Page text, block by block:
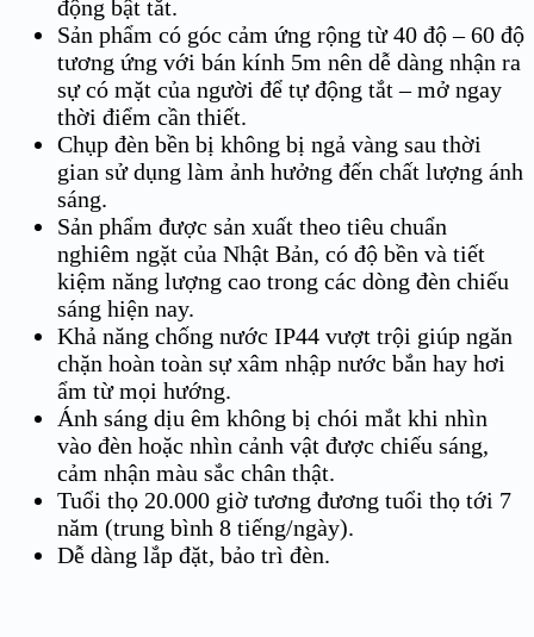
động bật tắt.
Sản phẩm có góc cảm ứng rộng từ 40 độ – 60 độ
tương ứng với bán kính 5m nên dễ dàng nhận ra
sự có mặt của người để tự động tắt – mở ngay
thời điểm cần thiết.
Chụp đèn bền bị không bị ngả vàng sau thời
gian sử dụng làm ảnh hưởng đến chất lượng ánh
sáng.
Sản phẩm được sản xuất theo tiêu chuẩn
nghiêm ngặt của Nhật Bản, có độ bền và tiết
kiệm năng lượng cao trong các dòng đèn chiếu
sáng hiện nay.
Khả năng chống nước IP44 vượt trội giúp ngăn
chặn hoàn toàn sự xâm nhập nước bắn hay hơi
ẩm từ mọi hướng.
Ánh sáng dịu êm không bị chói mắt khi nhìn
vào đèn hoặc nhìn cảnh vật được chiếu sáng,
cảm nhận màu sắc chân thật.
Tuổi thọ 20.000 giờ tương đương tuổi thọ tới 7
năm (trung bình 8 tiếng/ngày).
Dễ dàng lắp đặt, bảo trì đèn.